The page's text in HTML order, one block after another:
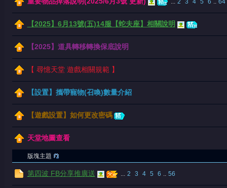
天
堂
... 2 3 4 5 6 .. 64
【2025】6月13號(五)14服【蛇夫座】相關說明
【2025】道具轉移轉換保底說明
【 尋憶天堂 遊戲相關規範 】
【設置】攜帶寵物(召喚)數量介紹
【遊戲設置】如何更改密碼
天堂地圖查看
版塊主題
第四波 FB分享推廣送 ... 2 3 4 5 6 .. 56